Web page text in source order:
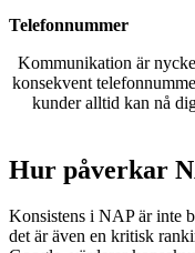
Telefonnummer
Kommunikation är
konsekvent
kunder alltid kan nå
Hur påverkar
Konsistens i NAP är inte
det är även en kritisk